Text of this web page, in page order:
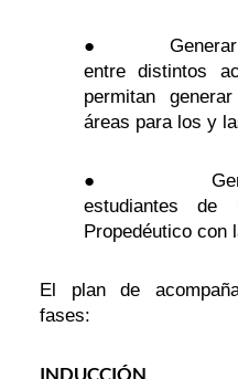
● Generar
entre distintos
permitan
áreas para los y
● Generar
estudiantes
Propedéutico con
El plan de
fases:
INDUCCIÓN